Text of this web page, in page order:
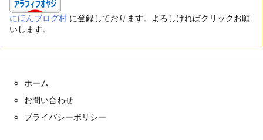
にほんブログ村 に登録しております。よろしければクリックお願
いします。
ホーム
お問い合わせ
プライバシーポリシー